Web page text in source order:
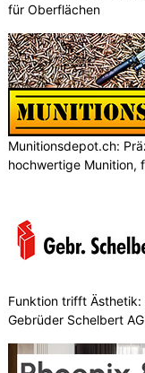
für Oberflächen
Munitionsdepot.ch:
hochwertige Munition,
Funktion trifft
Gebrüder Schelbert AG